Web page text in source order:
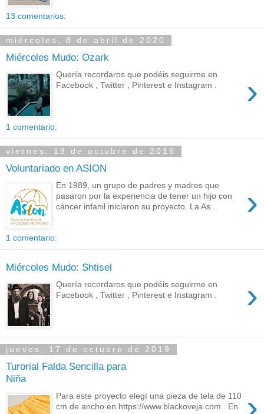
13 comentarios:
miércoles, 8 de abril de 2020
Miércoles Mudo: Ozark
›
Quería recordaros que podéis seguirme en
Facebook , Twitter , Pinterest e Instagram .
1 comentario:
viernes, 18 de octubre de 2019
Voluntariado en ASION
›
En 1989, un grupo de padres y madres que
pasaron por la experiencia de tener un hijo con
cáncer infanil iniciaron su proyecto. La As...
1 comentario:
Miércoles Mudo: Shtisel
›
Quería recordaros que podéis seguirme en
Facebook , Twitter , Pinterest e Instagram .
jueves, 17 de octubre de 2019
Turorial Falda Sencilla para
Niña
Para este proyecto elegí una pieza de tela de 110
cm de ancho en https://www.blackoveja.com . En